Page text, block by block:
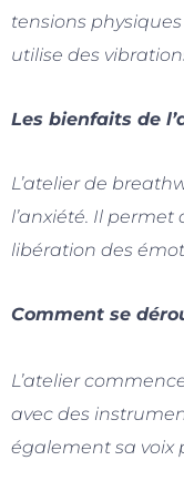
tensions
utilise des
Les bienfaits de
L’atelier de
l’anxiété. Il
libération des
Comment se
L’atelier
avec des
également sa voix